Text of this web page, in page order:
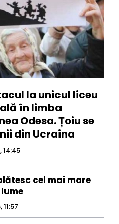
la unicul liceu
în limba
Odesa. Țoiu se
din Ucraina
14:45
cel mai mare